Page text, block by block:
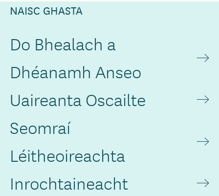
NAISC GHASTA
Do Bhealach a
Dhéanamh Anseo
Uaireanta Oscailte
Seomraí
Léitheoireachta
Inrochtaineacht